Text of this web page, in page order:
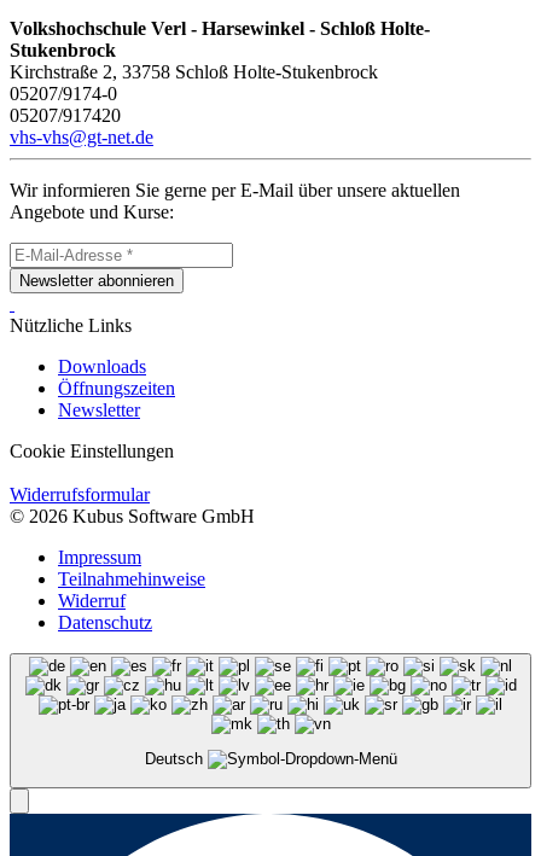
Volkshochschule Verl - Harsewinkel - Schloß Holte-
Stukenbrock
Kirchstraße 2, 33758 Schloß Holte-Stukenbrock
05207/9174-0
05207/917420
vhs-vhs@gt-net.de
Wir informieren Sie gerne per E-Mail über unsere aktuellen
Angebote und Kurse:
Newsletter abonnieren
Nützliche Links
Downloads
Öffnungszeiten
Newsletter
Cookie Einstellungen
Widerrufsformular
© 2026 Kubus Software GmbH
Impressum
Teilnahmehinweise
Widerruf
Datenschutz
Deutsch